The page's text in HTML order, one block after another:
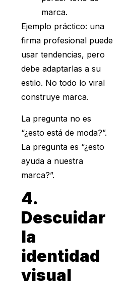
marca.
Ejemplo práctico: una
firma profesional puede
usar tendencias, pero
debe adaptarlas a su
estilo. No todo lo viral
construye marca.
La pregunta no es
“¿esto está de moda?”.
La pregunta es “¿esto
ayuda a nuestra
marca?”.
4.
Descuidar
la
identidad
visual